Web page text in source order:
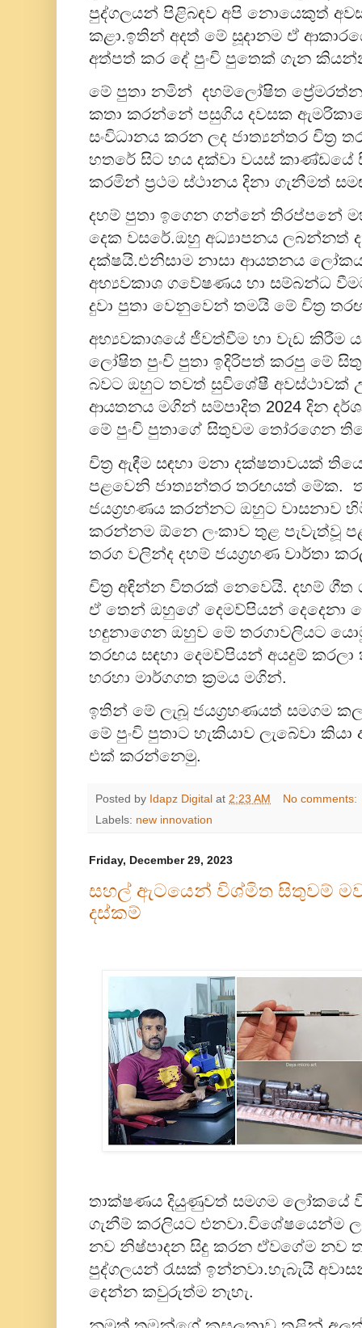
පුද්ගලයන් පිළිබඳව අපි නොයෙකුත්
කළා.ඉතින් අදත් මේ සූදානම ඒ
අත්පත් කර දේ පුංචි පුතෙක් ගැන
මේ පුතා නමින් දහම්ලෝෂිත
කතා කරන්නේ පසුගිය දවසක
සංවිධානය කරන ලද ජාත්‍යන්තර චිත්‍ර
හතරේ සිට හය දක්වා වයස්
කරමින් ප්‍රථම ස්ථානය දිනා ගැනීමත්
දහම් පුතා ඉගෙන ගන්නේ තිරප්පනේ
දෙක වසරේ.ඔහු අධ්‍යාපනය ලබන්නත්
දක්ෂයි.එනිසාම නාසා ආයතනය
අභ්‍යවකාශ ගවේෂණය හා සම්බන්ධ
දුවා පුතා වෙනුවෙන් තමයි මේ චිත්‍ර
අභ්‍යවකාශයේ ජීවත්වීම හා වැඩ කිරීම
ලෝෂිත පුංචි පුතා ඉදිරිපත් කරපු මේ
බවට ඔහුට තවත් සුවිශේෂී අවස්ථාවක්
ආයතනය මගින් සම්පාදිත 2024 දින
මේ පුංචි පුතාගේ සිතුවම තෝරගෙන
චිත්‍ර ඇඳීම සඳහා මනා දක්ෂතාවයක්
පළවෙනි ජාත්‍යන්තර තරඟයත් මේක.
ජයග්‍රහණය කරන්නට ඔහුට වාසනාව
කරන්නම ඕනෙ ලංකාව තුළ පැවැත්වූ
තරග වලින්ද දහම් ජයග්‍රහණ වාර්තා
චිත්‍ර අඳින්න විතරක් නෙවෙයි. දහම්
ඒ තෙන් ඔහුගේ දෙමව්පියන් දෙදෙනා
හඳුනාගෙන ඔහුව මේ තරගාවලියට
තරඟය සඳහා දෙමව්පියන් අයදුම්
හරහා මාර්ගගත ක්‍රමය මගින්.
ඉතින් මේ ලැබූ ජයග්‍රහණයත් සමගම
මේ පුංචි පුතාට හැකියාව ලැබේවා
එක් කරන්නෙමු.
Posted by Idapz Digital at 2:23 AM
No comments:
Labels: new innovation
Friday, December 29, 2023
සහල් ඇටයෙන් විශ්මිත සිතුවම්
දස්කම්
තාක්ෂණය දියුණුවත් සමගම ලෝකයේ
ගැනීම් කරලියට එනවා.විශේෂයෙන්ම
නව නිෂ්පාදන සිදු කරන ඒවගේම නව
පුද්ගලයන් රැසක් ඉන්නවා.හැබැයි
දෙන්න කවුරුත්ම නැහැ.